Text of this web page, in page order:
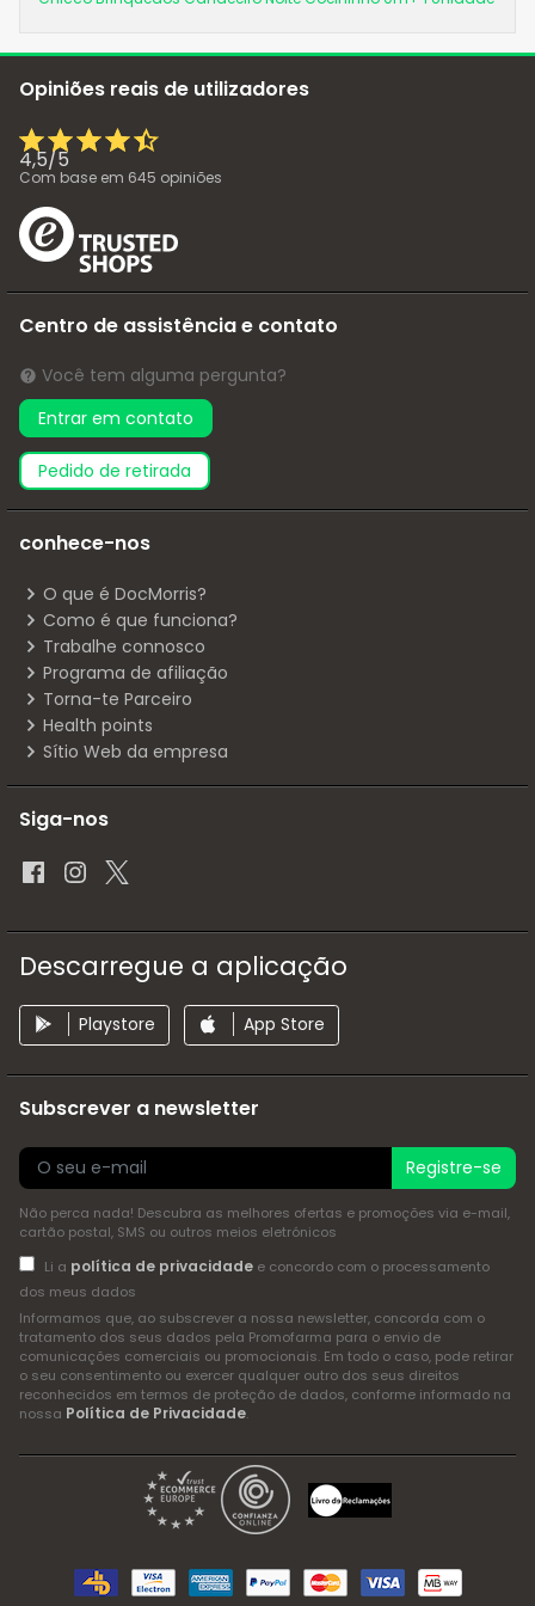
Opiniões reais de utilizadores
4,5/5
Com base em 645 opiniões
Centro de assistência e contato
Você tem alguma pergunta?
Entrar em contato
pedido de retirada
conhece-nos
O que é DocMorris?
Como é que funciona?
Trabalhe connosco
Programa de afiliação
Torna-te Parceiro
Health points
Sítio Web da empresa
Siga-nos
Descarregue a aplicação
Playstore App Store
Subscrever a newsletter
Registre-se
Não perca nada! Descubra as melhores ofertas e promoções via e-mail,
cartão postal, SMS ou outros meios eletrónicos
Li a política de privacidadee concordo com o processamento
dos meus dados
Informamos que, ao subscrever a nossa newsletter, concorda com o
tratamento dos seus dados pela Promofarma para o envio de
comunicações comerciais ou promocionais. Em todo o caso, pode retirar
o seu consentimento ou exercer qualquer outro dos seus direitos
reconhecidos em termos de proteção de dados, conforme informado na
nossa Política de Privacidade.